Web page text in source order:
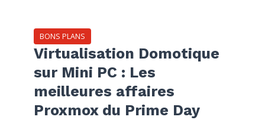
BONS PLANS
Virtualisation Domotique
sur Mini PC : Les
meilleures affaires
Proxmox du Prime Day